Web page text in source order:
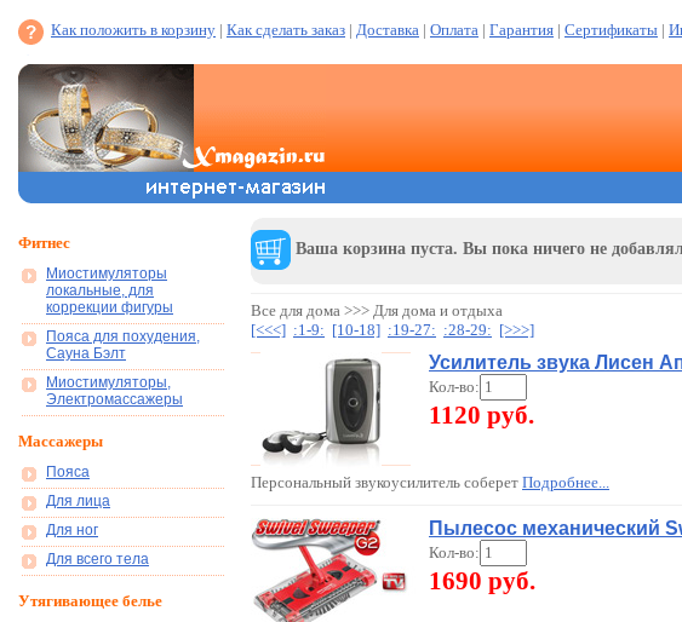
Как положить в корзину | Как сделать заказ | Доставка | Оплата | Гарантия | Сертификаты |
Фитнес
Миостимуляторы
локальные, для
коррекции фигуры
Пояса для похудения,
Сауна Бэлт
Миостимуляторы,
Электромассажеры
Массажеры
Пояса
Для лица
Для ног
Для всего тела
Утягивающее белье
Ваша корзина пуста. Вы пока ничего не
Все для дома >>> Для дома и отдыха
[<<<] :1-9: [10-18] :19-27: :28-29: [>>>]
Усилитель звука Лисен
Кол-во:
1120 руб.
Персональный звукоусилитель соберет Подробнее...
Пылесос механический
Кол-во:
1690 руб.